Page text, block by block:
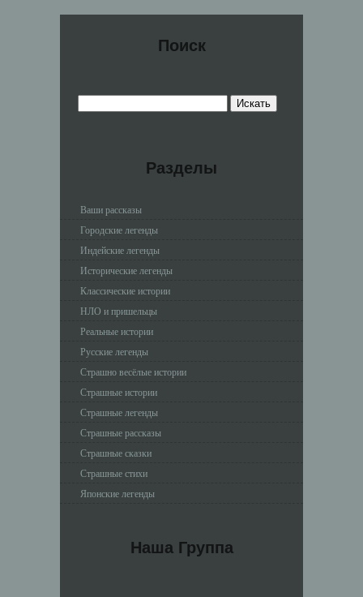
Поиск
Разделы
Ваши рассказы
Городские легенды
Индейские легенды
Исторические легенды
Классические истории
НЛО и пришельцы
Реальные истории
Русские легенды
Страшно весёлые истории
Страшные истории
Страшные легенды
Страшные рассказы
Страшные сказки
Страшные стихи
Японские легенды
Наша Группа